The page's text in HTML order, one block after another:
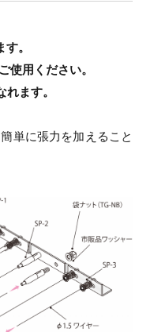
。
用ください。
ます。
単に張力を加えること